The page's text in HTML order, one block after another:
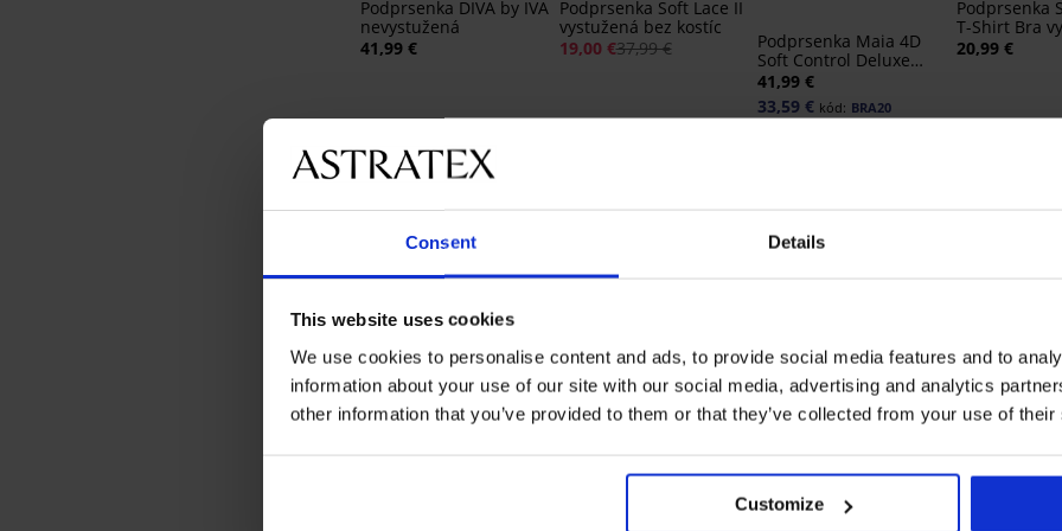
Consent Details
This website uses cookies
We use cookies to personalise content and ads, to provide social media features and to
information about your use of our site with our social media, advertising and analytics
other information that you’ve provided to them or that they’ve collected from your use of
Customize
Podprsenka DIVA by IVA
nevystužená
41,99 €
Podprsenka Soft Lace II
vystužená bez kostíc
19,00 €37,99 €
Podprsenka Maia 4D
Soft Control Deluxe
vystužená
41,99 €
33,59 € kód: BRA20
Podprsenka
T-Shirt Bra
20,99 €
-20% BRA20
3+1 ZADARMO
Bestseller
-20% BRA20
Podprsenka Violeta
vystužená vyhladzujúca
3+1
Bestseller
Klasické